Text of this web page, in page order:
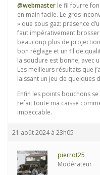
@webmaster le fil fourre
en main facile. Le gros
» que sous gaz: présence
faut impérativement
beaucoup plus de
bon réglage et un fil de
la soudure est bonne, avec
Les meilleurs résultats que
laissant un jeu de quelques
Enfin les points bouchons
refait toute ma caisse
impeccable.
21 août 2024 à 23h05
pierrot25
Modérateur